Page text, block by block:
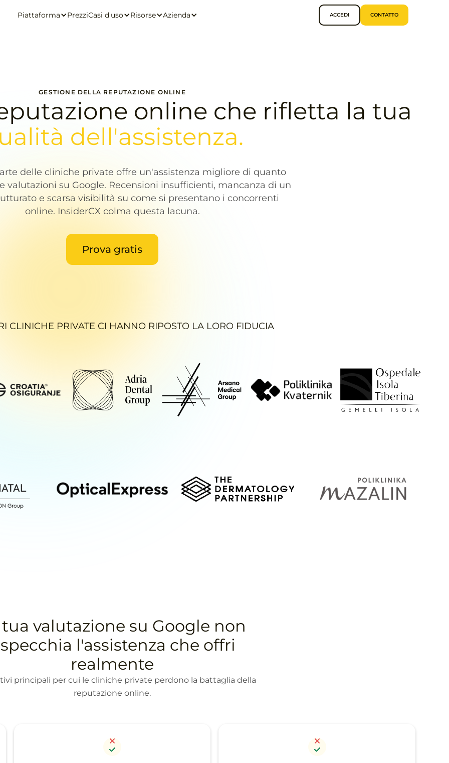
Piattaforma PrezziCasi d'uso Risorse Azienda ACCEDI CONTATTO
GESTIONE DELLA REPUTAZIONE ONLINE
online che rifletta la tua
dell'assistenza.
delle cliniche private offre un'assistenza migliore di quanto
valutazioni su Google. Recensioni insufficienti, mancanza di un
e scarsa visibilità su come si presentano i concorrenti
online. InsiderCX colma questa lacuna.
Prova gratis
CLINICHE PRIVATE CI HANNO RIPOSTO LA LORO FIDUCIA
valutazione su Google non
l'assistenza che offri
realmente
principali per cui le cliniche private perdono la battaglia della
reputazione online.